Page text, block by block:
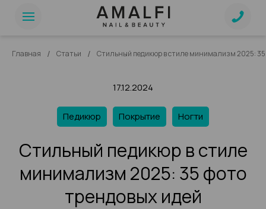
Главная / Статьи / Стильный педикюр в стиле минимализм 2025: 35
17.12.2024
Педикюр Покрытие Ногти
Стильный педикюр в стиле
минимализм 2025: 35 фото
трендовых идей